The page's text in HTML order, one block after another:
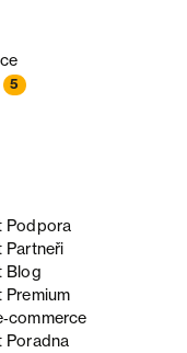
5
Podpora
Partneři
Blog
Poradna